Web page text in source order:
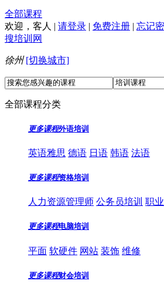
全部课程
欢迎， 客人 | 请登录 | 免费注册 | 忘记
搜培训网
徐州 [切换城市]
全部课程分类
更多课程外语培训
英语雅思 德语 日语 韩语 法语
更多课程资格培训
人力资源管理师 公务员培训 职
更多课程电脑培训
平面 软硬件 网站 装饰 维修
更多课程财会培训